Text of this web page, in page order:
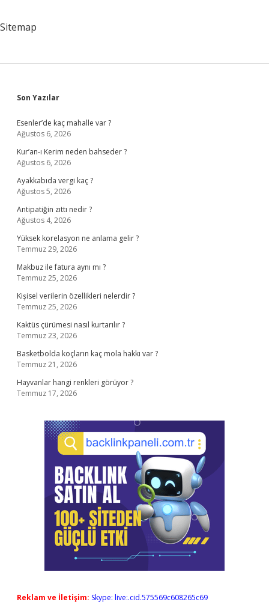
Sitemap
Sidebar
Son Yazılar
Esenler’de kaç mahalle var ?
Ağustos 6, 2026
Kur’an-ı Kerim neden bahseder ?
Ağustos 6, 2026
Ayakkabıda vergi kaç ?
Ağustos 5, 2026
Antipatiğin zıttı nedir ?
Ağustos 4, 2026
Yüksek korelasyon ne anlama gelir ?
Temmuz 29, 2026
Makbuz ile fatura aynı mı ?
Temmuz 25, 2026
Kişisel verilerin özellikleri nelerdir ?
Temmuz 25, 2026
Kaktüs çürümesi nasıl kurtarılır ?
Temmuz 23, 2026
Basketbolda koçların kaç mola hakkı var ?
Temmuz 21, 2026
Hayvanlar hangi renkleri görüyor ?
Temmuz 17, 2026
Reklam ve İletişim: Skype: live:.cid.575569c608265c69